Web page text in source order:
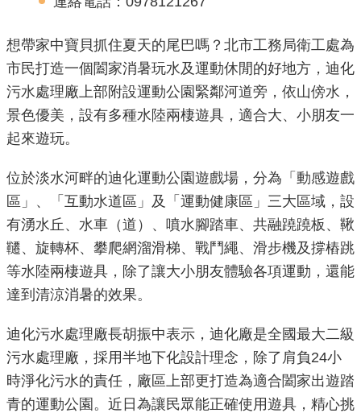
紹
業
務
訊
府
資
訊
公
開
重
點
業
務
想帶家中寶貝抓住夏天的尾巴嗎？北市工務局衛工處為
市民打造一個闔家消暑玩水及運動休閒的好地方，迪化
污水處理廠上部附設運動公園緊鄰河道旁，依山傍水，
景色優美，設有多種水陸兩棲遊具，適合大、小朋友一
起來遊玩。
位於淡水河畔的迪化運動公園遊戲場，分為「動感遊戲
區」、「互動水道區」及「運動健康區」三大區域，設
有湧水丘、水車（道）、噴水腳踏車、共融蹺蹺板、鞦
韆、旋轉杯、攀爬網溜滑梯、戰鬥繩、滑步機及撐樁跳
等水陸兩棲遊具，除了讓大小朋友體驗各項運動，還能
達到清涼消暑的效果。
迪化污水處理廠長胡振中表示，迪化廠是全國最大二級
污水處理廠，採用半地下化設計理念，除了肩負24小
時淨化污水的責任，廠區上部更打造為適合闔家出遊踏
青的運動公園。近日為讓民眾能正確使用遊具，精心挑